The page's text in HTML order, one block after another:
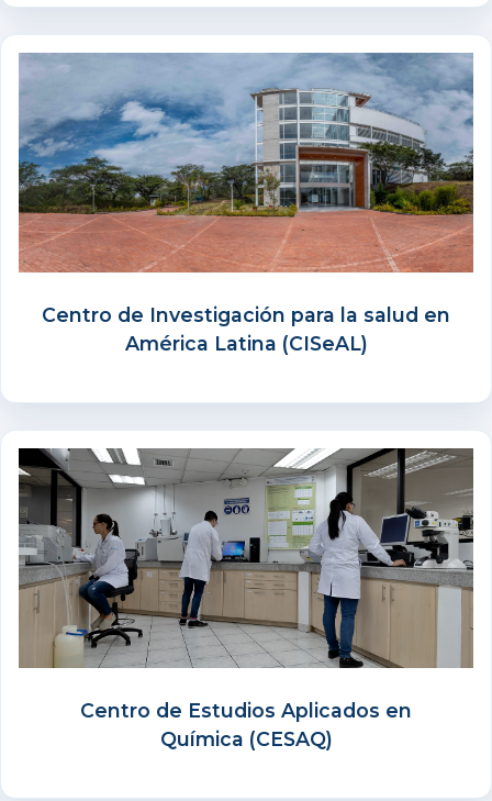
Centro de Investigación para la salud en
América Latina (CISeAL)
Centro de Estudios Aplicados en
Química (CESAQ)